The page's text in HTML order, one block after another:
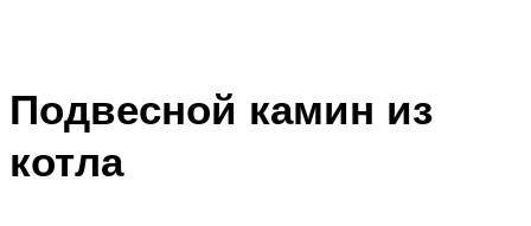
Подвесной камин из
котла